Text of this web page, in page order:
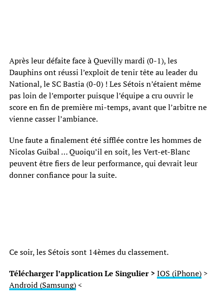
Après leur défaite face à Quevilly mardi (0-1), les
Dauphins ont réussi l’exploit de tenir tête au leader du
National, le SC Bastia (0-0) ! Les Sétois n’étaient même
pas loin de l’emporter puisque l’équipe a cru ouvrir le
score en fin de première mi-temps, avant que l’arbitre ne
vienne casser l’ambiance.
Une faute a finalement été sifflée contre les hommes de
Nicolas Guibal … Quoiqu’il en soit, les Vert-et-Blanc
peuvent être fiers de leur performance, qui devrait leur
donner confiance pour la suite.
Ce soir, les Sétois sont 14èmes du classement.
Télécharger l’application Le Singulier > IOS (iPhone)>
Android (Samsung)<